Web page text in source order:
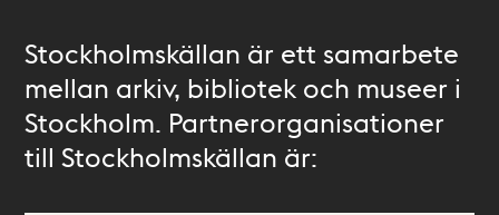
Stockholmskällan är ett samarbete
mellan arkiv, bibliotek och museer i
Stockholm. Partnerorganisationer
till Stockholmskällan är: